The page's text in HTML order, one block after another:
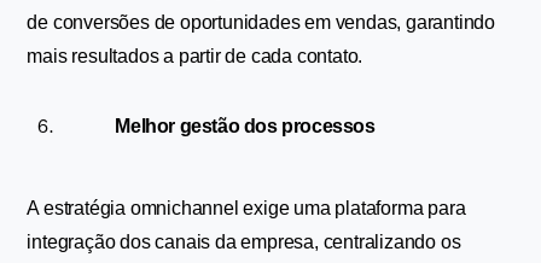
de conversões de oportunidades em vendas, garantindo
mais resultados a partir de cada contato.
Melhor gestão dos processos
A estratégia omnichannel exige uma plataforma para
integração dos canais da empresa, centralizando os